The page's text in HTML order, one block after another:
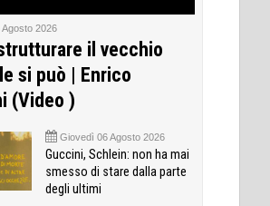
Agosto 2026
il vecchio
si può | Enrico
(Video )
Giovedì 06 Agosto 2026
Guccini, Schlein: non ha mai
smesso di stare dalla parte
degli ultimi